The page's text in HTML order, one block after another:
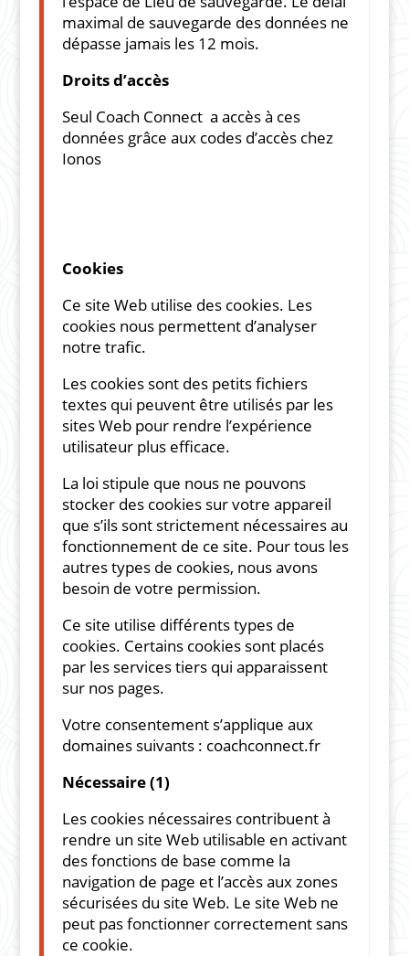
maximal de sauvegarde des données ne
dépasse jamais les 12 mois.
Droits d’accès
Seul Coach Connect a accès à ces
données grâce aux codes d’accès chez
Ionos
Cookies
Ce site Web utilise des cookies. Les
cookies nous permettent d’analyser
notre trafic.
Les cookies sont des petits fichiers
textes qui peuvent être utilisés par les
sites Web pour rendre l’expérience
utilisateur plus efficace.
La loi stipule que nous ne pouvons
stocker des cookies sur votre appareil
que s’ils sont strictement nécessaires au
fonctionnement de ce site. Pour tous les
autres types de cookies, nous avons
besoin de votre permission.
Ce site utilise différents types de
cookies. Certains cookies sont placés
par les services tiers qui apparaissent
sur nos pages.
Votre consentement s’applique aux
domaines suivants : coachconnect.fr
Nécessaire (1)
Les cookies nécessaires contribuent à
rendre un site Web utilisable en activant
des fonctions de base comme la
navigation de page et l’accès aux zones
sécurisées du site Web. Le site Web ne
peut pas fonctionner correctement sans
ce cookie.